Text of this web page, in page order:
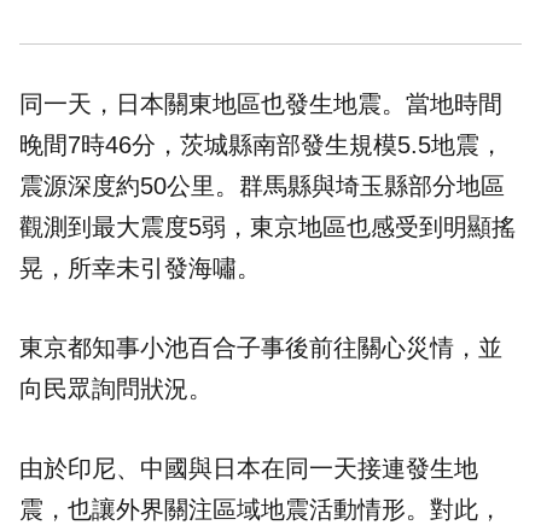
同一天，日本關東地區也發生地震。當地時間
晚間7時46分，茨城縣南部發生規模5.5地震，
震源深度約50公里。群馬縣與埼玉縣部分地區
觀測到最大震度5弱，東京地區也感受到明顯搖
晃，所幸未引發海嘯。
東京都知事小池百合子事後前往關心災情，並
向民眾詢問狀況。
由於印尼、中國與日本在同一天接連發生地
震，也讓外界關注區域地震活動情形。對此，